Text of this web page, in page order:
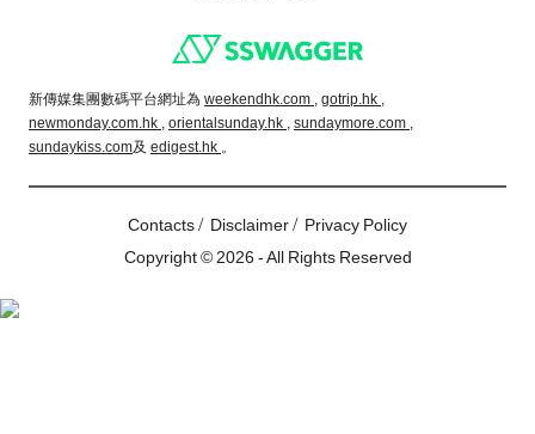
新傳媒集團數碼平台網址為 weekendhk.com , gotrip.hk ,
newmonday.com.hk , orientalsunday.hk , sundaymore.com ,
sundaykiss.com及 edigest.hk 。
Contacts/ Disclaimer/ Privacy Policy
Copyright © 2026 - All Rights Reserved